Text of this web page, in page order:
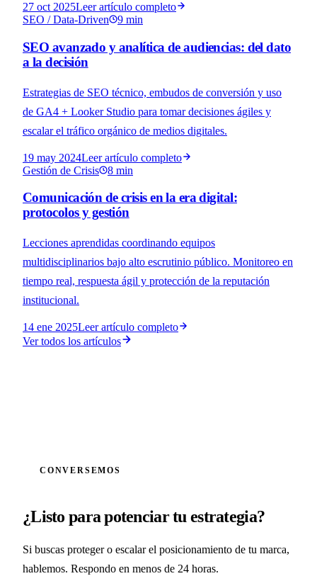
27 oct 2025Leerartículo completo
SEO / Data-Driven
9 min
SEO avanzado y analítica de audiencias: del dato
a la decisión
Estrategias de SEO técnico, embudos de conversión y uso
de GA4 + Looker Studio para tomar decisiones ágiles y
escalar el tráfico orgánico de medios digitales.
19 may 2024Leerartículo completo
Gestión de Crisis
8 min
Comunicación de crisis en la era digital:
protocolos y gestión
Lecciones aprendidas coordinando equipos
multidisciplinarios bajo alto escrutinio público. Monitoreo en
tiempo real, respuesta ágil y protección de la reputación
institucional.
14 ene 2025Leerartículo completo
Ver todos los artículos
CONVERSEMOS
¿Listo para potenciar tu estrategia?
Si buscas proteger o escalar el posicionamiento de tu marca,
hablemos. Respondo en menos de 24 horas.